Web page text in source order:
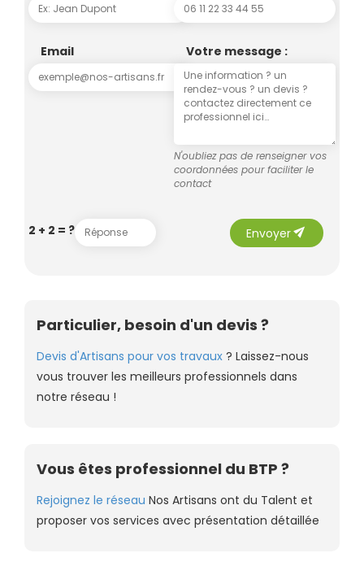
Email Votre message :
N'oubliez pas de renseigner vos
coordonnées pour faciliter le
contact
2 + 2 = ? Envoyersend
Particulier, besoin d'un devis ?
Devis d'Artisans pour vos travaux ? Laissez-nous
vous trouver les meilleurs professionnels dans
notre réseau !
Vous êtes professionnel du BTP ?
Rejoignez le réseau Nos Artisans ont du Talent et
proposer vos services avec présentation détaillée